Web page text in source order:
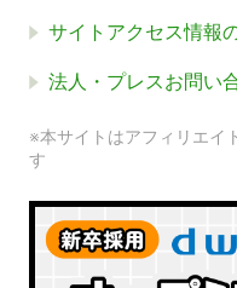
サイトアクセス情報
法人・プレスお問い
※本サイトはアフィリエイ
す